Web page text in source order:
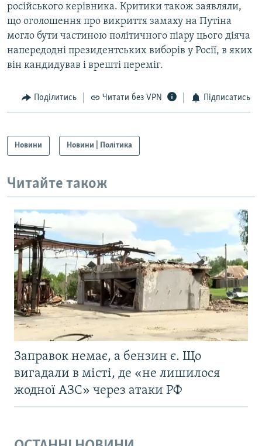
російського керівника. Критики також заявляли,
що оголошення про викриття замаху на Путіна
могло бути частиною політичного піару цього діяча
напередодні президентських виборів у Росії, в яких
він кандидував і врешті переміг.
Поділитись Читати без VPN Підписатись
Новини Новини | Політика
Читайте також
Заправок немає, а бензин є. Що
вигадали в місті, де «не лишилося
жодної АЗС» через атаки РФ